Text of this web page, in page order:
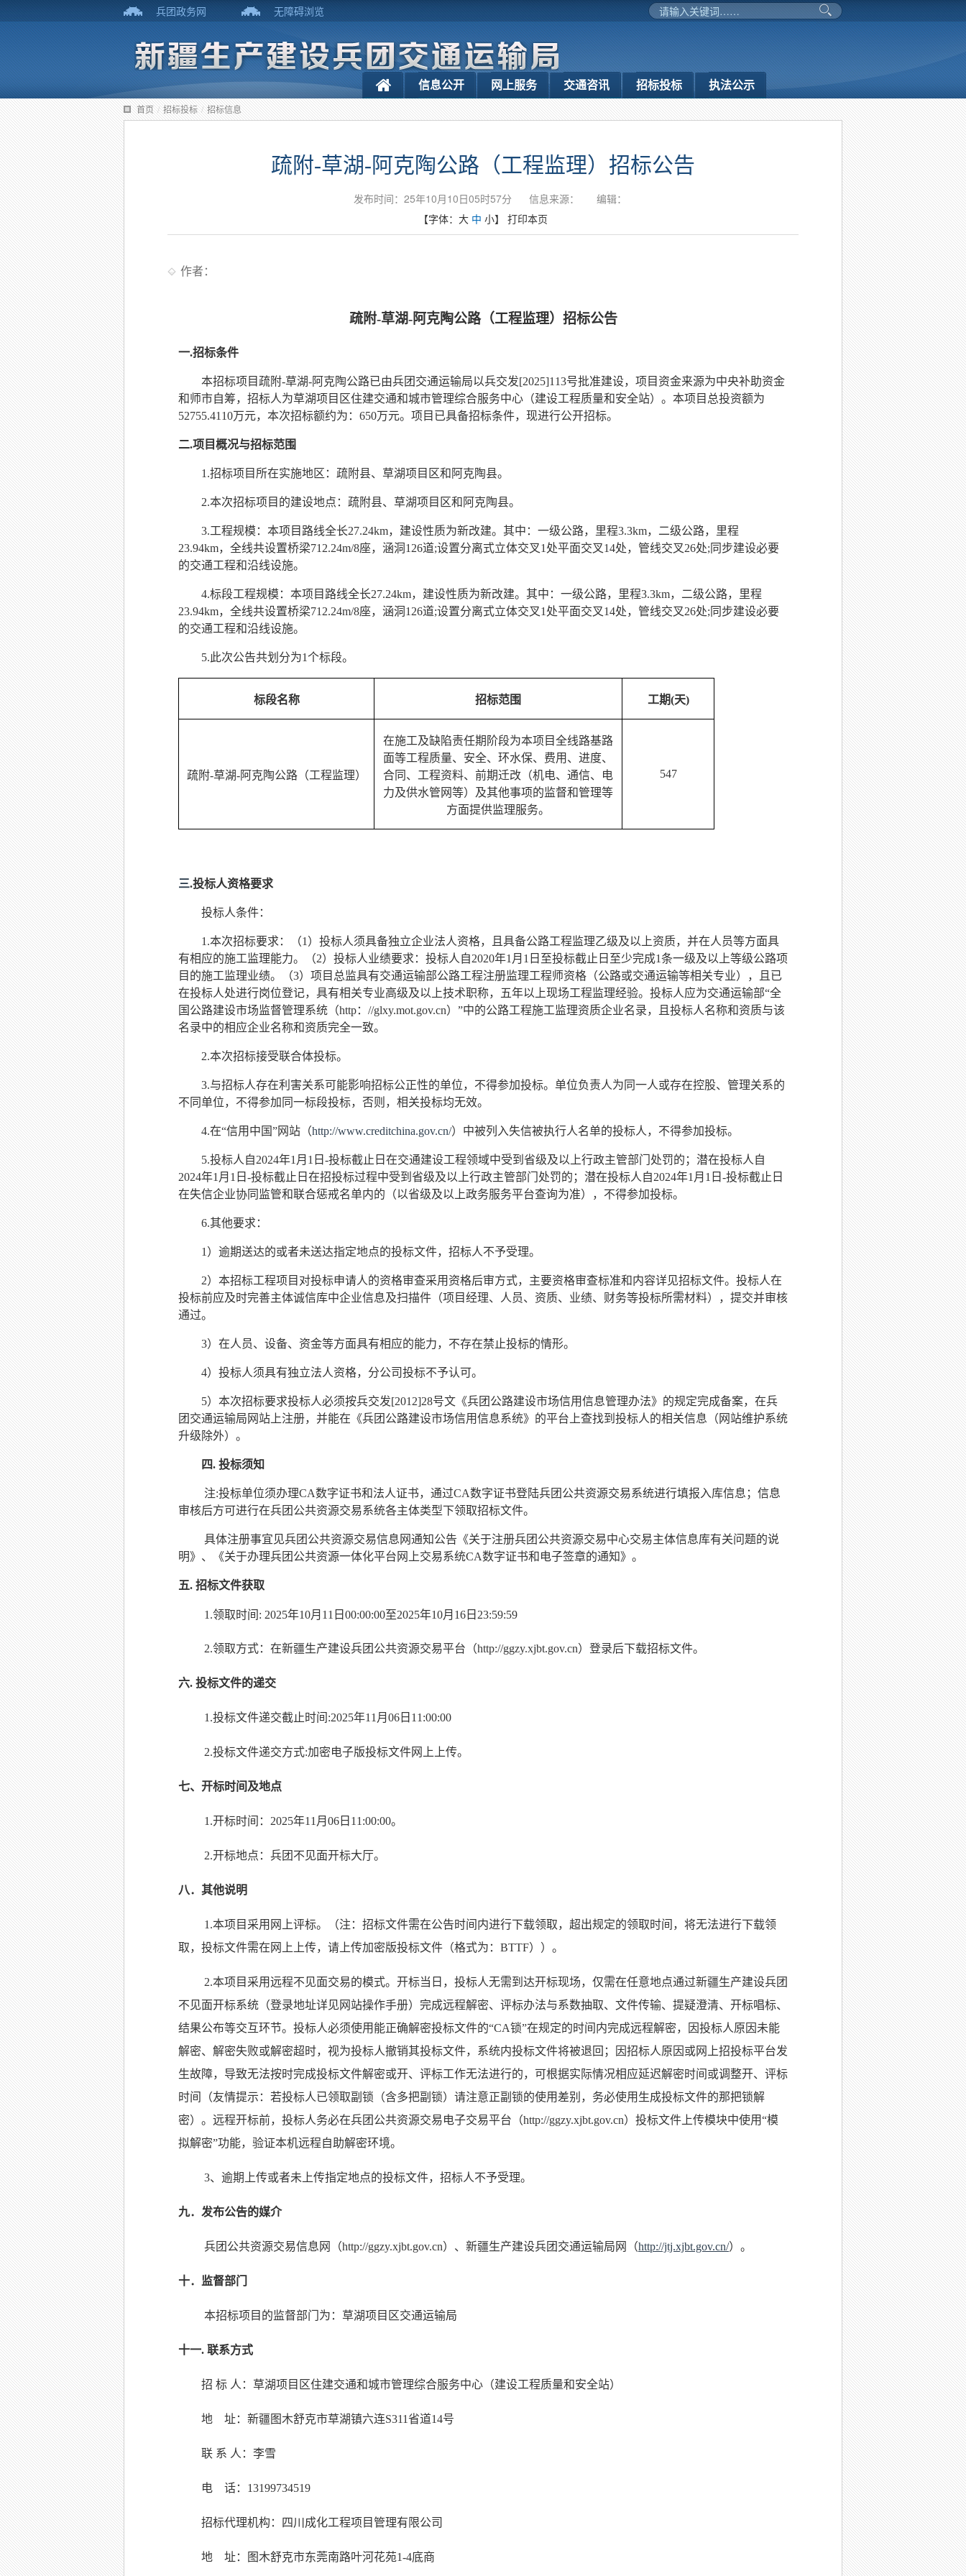
兵团政务网 无障碍浏览
信息公开 网上服务 交通咨讯 招标投标 执法公示
首页 / 招标投标 / 招标信息
疏附-草湖-阿克陶公路（工程监理）招标公告
发布时间：25年10月10日05时57分 信息来源：
编辑：
【字体： 大 中 小】 打印本页
作者：
疏附-草湖-阿克陶公路（工程监理） 招标公告
一.招标条件
本招标项目 疏附-草湖-阿克陶公路已由兵团交通运输局以兵交发[2025]1 13号批准建设，项目资金来源为中央补助资金
和师市自筹，招标人为草湖项目区住建交通和城市管理综合服务中心（建设工程质量和安全站）。本项目总投资额为
52755.4110万元，本次招标额约为： 650万元。项目已具备招标条件，现进行公开招标。
二.项目概况与招标范围
1.招标项目所在实施地区： 疏附县、草湖项目区和阿克陶县。
2.本次招标项目的建设地点： 疏附县、草湖项目区和阿克陶县。
3.工程规模：本项目路线全长27.24km，建设性质为新改建。 其中： 一级公路，里程3.3km， 二级公路，里程
23.94km， 全线共设置桥梁712.24m/8座，涵洞126道;设置分离式立体交叉1处平面交叉14处，管线交叉26处;同步建设必要
的交通工程和沿线设施。
4.标段工程规模： 本项目路线全长27.24km，建设性质为新改建。 其中： 一级公路，里程3.3km， 二级公路，里程
23.94km， 全线共设置桥梁712.24m/8座，涵洞126道;设置分离式立体交叉1处平面交叉14处，管线交叉26处;同步建设必要
的交通工程和沿线设施。
5.此次公告共划分为1个标段。
标段名称 招标范围 工期(天)
疏附-草湖-阿克陶公路（工程监理）
在施工及缺陷责任期阶段为本项目全线路基路
面等工程质量、安全、环水保、费用、进度、
合同、工程资料、前期迁改（机电、通信、电
力及供水管网等）及其他事项的监督和管理等
方面提供监理服务。
547
三.投标人资格要求
投标人条件：
1.本次招标要求：（1）投标人须具备独立企业法人资格，且具备公路工程监理乙级及以上资质，并在人员等方面具
有相应的施工监理能力。（2）投标人业绩要求：投标人自2020年1月1日至投标截止日至少完成1条一级及以上等级公路项
目的施工监理业绩。（3）项目总监具有交通运输部公路工程注册监理工程师资格（公路或交通运输等相关专业），且已
在投标人处进行岗位登记，具有相关专业高级及以上技术职称，五年以上现场工程监理经验。 投标人应为交通运输部“全
国公路建设市场监督管理系统 （http：//glxy.mot.gov.cn）”中的公路工程施工监理资质企业名录，且投标人名称和资质与该
名录中的相应企业名称和资质完全一致。
2.本次招标接受联合体投标。
3.与招标人存在利害关系可能影响招标公正性的单位，不得参加投标。单位负责人为同一人或存在控股、管理关系的
不同单位，不得参加同一标段投标，否则，相关投标均无效。
4.在“信用中国”网站（http://www.creditchina.gov.cn/）中被列入失信被执行人名单的投标人，不得参加投标。
5.投标人自2024年1 月 1日-投标截止日在交通建设工程领域中受到省级及以上行政主管部门处罚的；潜在投标人自
2024年1 月 1日-投标截止日在招投标过程中受到省级及以上行政主管部门处罚的；潜在投标人自2024年1 月 1日-投标截止日
在失信企业协同监管和联合惩戒名单内的（以省级及以上政务服务平台查询为准），不得参加投标。
6.其他要求：
1）逾期送达的或者未送达指定地点的投标文件，招标人不予受理。
2）本招标工程项目对投标申请人的资格审查采用资格后审方式，主要资格审查标准和内容详见招标文件。投标人在
投标前应及时完善主体诚信库中企业信息及扫描件（项目经理、人员、资质、业绩、财务等投标所需材料），提交并审核
通过。
3）在人员、设备、资金等方面具有相应的能力，不存在禁止投标的情形。
4）投标人须具有独立法人资格，分公司投标不予认可。
5）本次招标要求投标人必须按兵交发[2012]28号文《兵团公路建设市场信用信息管理办法》的规定完成备案，在兵
团交通运输局网站上注册，并能在《兵团公路建设市场信用信息系统》的平台上查找到投标人的相关信息（网站维护系统
升级除外）。
四. 投标须知
注:投标单位须办理CA数字证书和法人证书，通过CA数字证书登陆兵团公共资源交易系统进行填报入库信息；信息
审核后方可进行在兵团公共资源交易系统各主体类型下领取招标文件。
具体注册事宜见兵团公共资源交易信息网通知公告《关于注册兵团公共资源交易中心交易主体信息库有关问题的说
明》、《关于办理兵团公共资源一体化平台网上交易系统CA数字证书和电子签章的通知》。
五. 招标文件获取
1.领取时间: 2025年10月 11 日 00:00:00至2025年10月 16 日 23:59:59
2.领取方式：在新疆生产建设兵团公共资源交易平台（http://ggzy.xjbt.gov.cn）登录后下载招标文件。
六. 投标文件的递交
1.投标文件递交截止时间:2025年11 月 06 日 11:00:00
2.投标文件递交方式:加密电子版投标文件网上上传。
七、开标时间及地点
1.开标时间：2025年11 月 06 日 11:00:00。
2.开标地点：兵团不见面开标大厅。
八． 其他说明
1.本项目采用网上评标。（注：招标文件需在公告时间内进行下载领取，超出规定的领取时间，将无法进行下载领
取，投标文件需在网上上传，请上传加密版投标文件（格式为：BTTF））。
2.本项目采用远程不见面交易的模式。开标当日，投标人无需到达开标现场，仅需在任意地点通过新疆生产建设兵团
不见面开标系统（登录地址详见网站操作手册）完成远程解密、评标办法与系数抽取、文件传输、提疑澄清、开标唱标、
结果公布等交互环节。投标人必须使用能正确解密投标文件的“CA锁”在规定的时间内完成远程解密，因投标人原因未能
解密、解密失败或解密超时，视为投标人撤销其投标文件，系统内投标文件将被退回；因招标人原因或网上招投标平台发
生故障，导致无法按时完成投标文件解密或开、评标工作无法进行的，可根据实际情况相应延迟解密时间或调整开、评标
时间（友情提示：若投标人已领取副锁（含多把副锁）请注意正副锁的使用差别，务必使用生成投标文件的那把锁解
密）。远程开标前，投标人务必在兵团公共资源交易电子交易平台（http://ggzy.xjbt.gov.cn）投标文件上传模块中使用“模
拟解密”功能，验证本机远程自助解密环境。
3、逾期上传或者未上传指定地点的投标文件，招标人不予受理。
九．发布公告的媒介
兵团公共资源交易信息网（http://ggzy.xjbt.gov.cn）、新疆生产建设兵团交通运输局网（http://jtj.xjbt.gov.cn/） 。
十． 监督部门
本招标项目的监督部门为：草湖项目区交通运输局
十一. 联系方式
招 标 人： 草湖项目区住建交通和城市管理综合服务中心（建设工程质量和安全站）
地 址： 新疆图木舒克市草湖镇六连S311省道14号
联 系 人： 李雪
电 话： 13199734519
招标代理机构 ： 四川成化工程项目管理有限公司
地 址： 图木舒克市东莞南路叶河花苑1-4底商